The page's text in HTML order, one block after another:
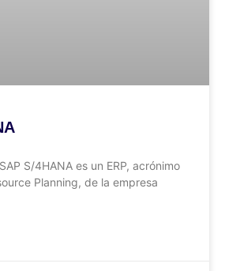
S/4HANA es un ERP, acrónimo
Planning, de la empresa